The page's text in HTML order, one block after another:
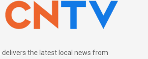
delivers the latest local news from